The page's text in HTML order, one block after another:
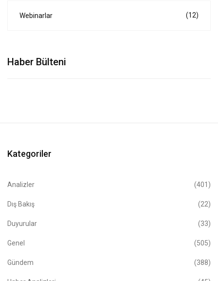
Webinarlar (12)
Haber Bülteni
Kategoriler
Analizler (401)
Dış Bakış (22)
Duyurular (33)
Genel (505)
Gündem (388)